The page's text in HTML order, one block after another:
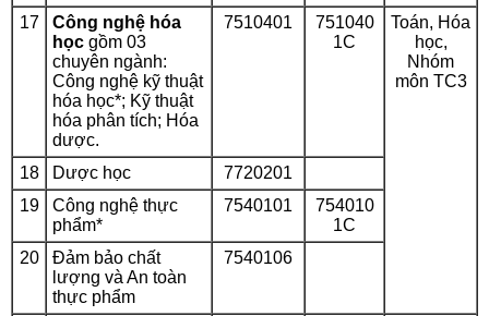
17
Công nghệ hóa
học gồm 03
chuyên ngành:
Công nghệ kỹ thuật
hóa học*; Kỹ thuật
hóa phân tích; Hóa
dược.
7510401
751040
1C
Toán, Hóa
học,
Nhóm
môn TC3
18 Dược học
7720201
19
Công nghệ thực
phẩm*
7540101
754010
1C
20
Đảm bảo chất
lượng và An toàn
thực phẩm
7540106